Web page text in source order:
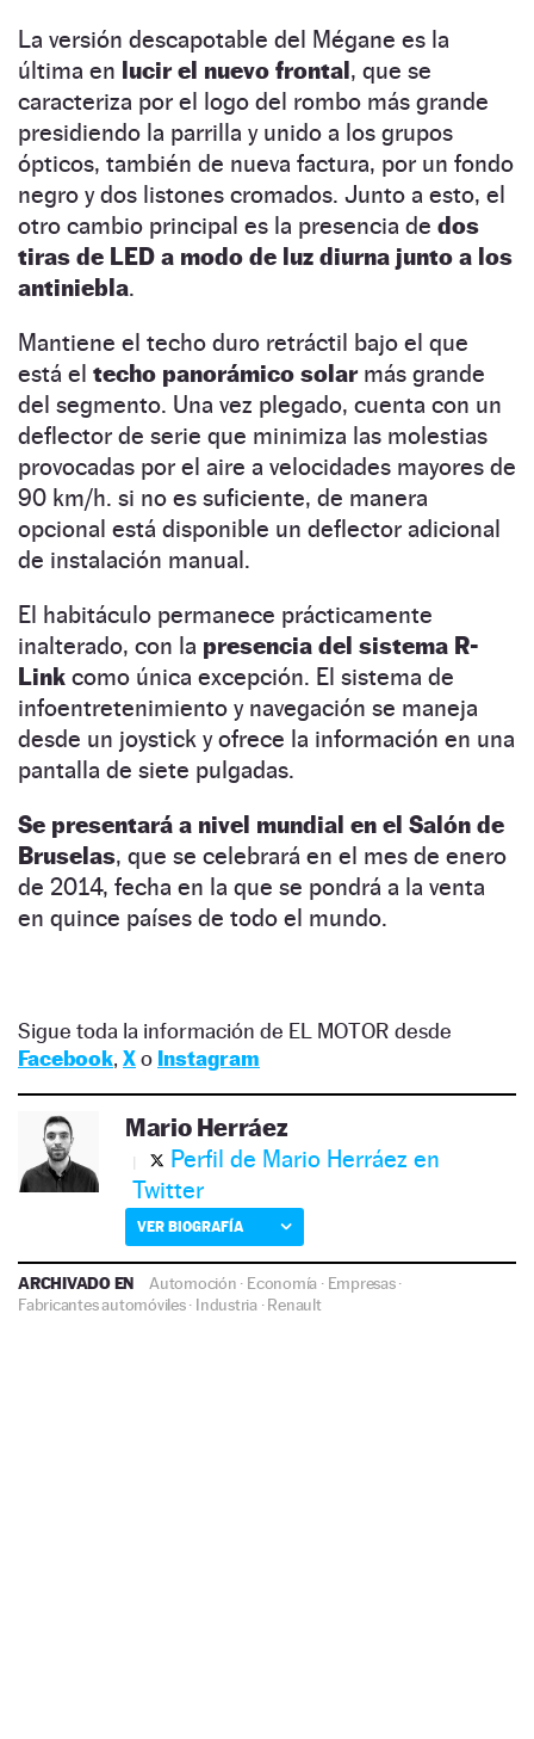
La versión descapotable del Mégane es la
última en lucir el nuevo frontal, que se
caracteriza por el logo del rombo más grande
presidiendo la parrilla y unido a los grupos
ópticos, también de nueva factura, por un fondo
negro y dos listones cromados. Junto a esto, el
otro cambio principal es la presencia de dos
tiras de LED a modo de luz diurna junto a los
antiniebla.
Mantiene el techo duro retráctil bajo el que
está el techo panorámico solarmás grande
del segmento. Una vez plegado, cuenta con un
deflector de serie que minimiza las molestias
provocadas por el aire a velocidades mayores de
90 km/h. si no es suficiente, de manera
opcional está disponible un deflector adicional
de instalación manual.
El habitáculo permanece prácticamente
inalterado, con la presencia del sistema R-
Link como única excepción. El sistema de
infoentretenimiento y navegación se maneja
desde un joystick y ofrece la información en una
pantalla de siete pulgadas.
Se presentará a nivel mundial en el Salón de
Bruselas, que se celebrará en el mes de enero
de 2014, fecha en la que se pondrá a la venta
en quince países de todo el mundo.
Sigue toda la información de EL MOTOR desde
Facebook, Xo Instagram
Mario Herráez
Perfil de Mario Herráez en
Twitter
VER BIOGRAFÍA
ARCHIVADO EN Automoción · Economía · Empresas·
Fabricantes automóviles· Industria·Renault